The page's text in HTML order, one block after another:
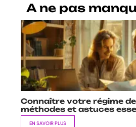
A ne pas
Connaître votre régime
méthodes et astuces
EN SAVOIR PLUS